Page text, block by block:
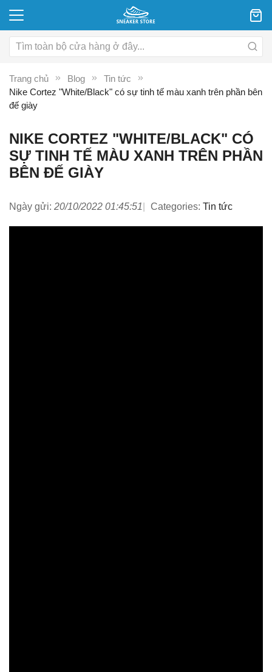
Trang chủ Blog
Tin tức
Nike Cortez "White/Black" có sự tinh tế màu xanh trên phần bên
đế giày
NIKE CORTEZ "WHITE/BLACK" CÓ
SỰ TINH TẾ MÀU XANH TRÊN PHẦN
BÊN ĐẾ GIÀY
Ngày gửi: 20/10/2022 01:45:51 Categories: Tin tức